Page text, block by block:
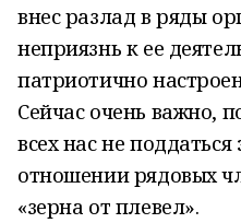
внес разлад в ряды
неприязнь к ее
патриотично
Сейчас очень важно,
всех нас не
отношении рядовых
«зерна от плевел».